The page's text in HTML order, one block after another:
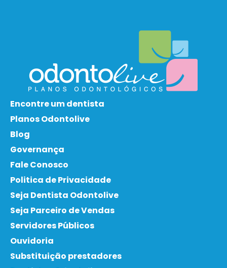
Encontre um dentista
Planos Odontolive
Blog
Governança
Fale Conosco
Politica de Privacidade
Seja Dentista Odontolive
Seja Parceiro de Vendas
Servidores Públicos
Ouvidoria
Substituição prestadores